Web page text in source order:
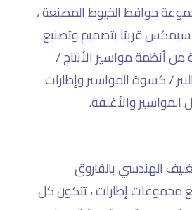
حوافظ الخيوط المصنعة ،
قريبًا بتصميم وتصنيع
أنظمة مواسير الأنتاج /
/ كسوة المواسير وإطارات
المواسير والأغلفة.
الهندسي بالفاروق
إطارات ، تتكون كل